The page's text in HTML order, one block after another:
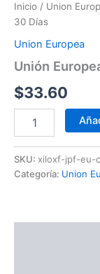
Inicio / Union
30 Días
Union Europea
Unión
$33.60
Reino
Unido
10
GB
-
Días
cantidad
SKU: xiloxf-jpf-eu-
Categoría: Union